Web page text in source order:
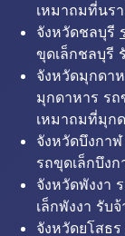
เหมาถมที่นร
จังหวัดชลบุรี
ขุดเล็กชลบุรี
จังหวัดมุกดา
มุกดาหาร รถ
เหมาถมที่มุก
จังหวัดบึงกา
รถขุดเล็กบึง
จังหวัดพังงา
เล็กพังงา รับ
จังหวัดยโสธ